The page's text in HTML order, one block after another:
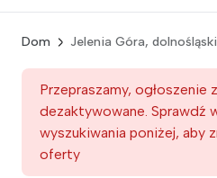
Dom Jelenia Góra,
Przepraszamy, ogłoszenie
dezaktywowane. Sprawdź
wyszukiwania poniżej, aby
oferty